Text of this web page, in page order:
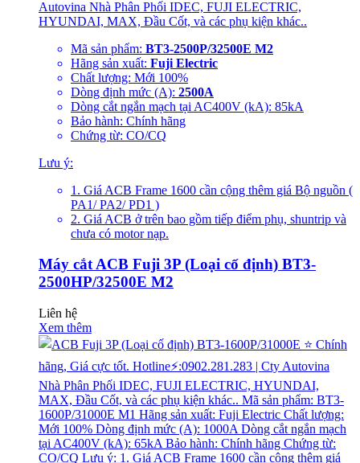
Autovina Nhà Phân Phối IDEC, FUJI ELECTRIC,
HYUNDAI, MAX, Đầu Cốt, và các phụ kiện khác..
Mã sản phẩm: BT3-2500P/32500E M2
Hãng sản xuất: Fuji Electric
Chất lượng: Mới 100%
Dòng định mức (A): 2500A
Dòng cắt ngắn mạch tại AC400V (kA): 85kA
Bảo hành: Chính hãng
Chứng từ: CO/CQ
Lưu ý:
1. Giá ACB Frame 1600 cần cộng thêm giá Bộ nguồn (
PA1/ PA2/ PD1 )
2. Giá ACB ở trên bao gồm tiếp điểm phụ, shuntrip và
chưa có motor nạp.
Máy cắt ACB Fuji 3P (Loại cố định) BT3-
2500HP/32500E M2
Liên hệ
Xem thêm